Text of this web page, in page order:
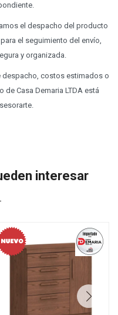
el despacho del producto
el seguimiento del envío,
y organizada.
despacho, costos estimados o
Casa Demaria LTDA está
interesar